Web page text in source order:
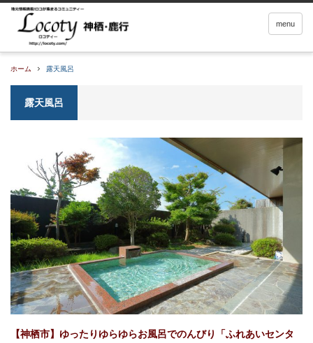
menu
ホーム 露天風呂
露天風呂
【神栖市】ゆったりゆらゆらお風呂でのんびり「ふれあいセンタ